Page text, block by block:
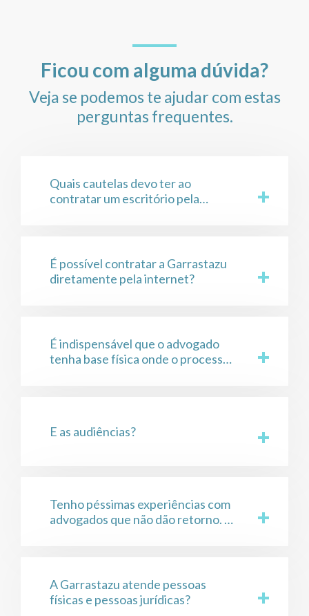
Ficou com alguma dúvida?
Veja se podemos te ajudar com estas
perguntas frequentes.
Quais cautelas devo ter ao
contratar um escritório pela
É possível contratar a Garrastazu
diretamente pela internet?
É indispensável que o advogado
tenha base física onde o processo
E as audiências?
Tenho péssimas experiências com
advogados que não dão retorno. O
A Garrastazu atende pessoas
físicas e pessoas jurídicas?